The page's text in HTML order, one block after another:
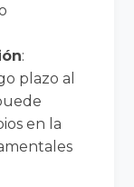
:
plazo al
en la